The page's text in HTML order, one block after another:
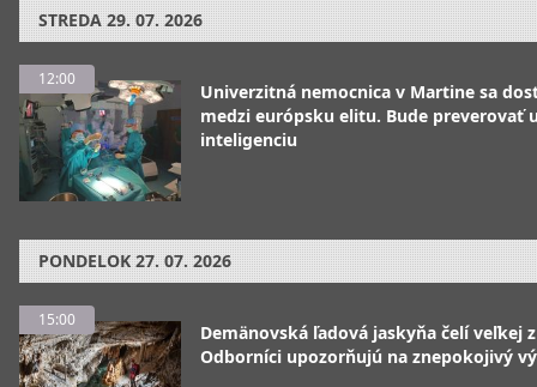
STREDA 29. 07. 2026
12:00
Univerzitná nemocnica v Martine sa
medzi európsku elitu. Bude preverovať
inteligenciu
PONDELOK 27. 07. 2026
15:00
Demänovská ľadová jaskyňa čelí veľkej
Odborníci upozorňujú na znepokojivý